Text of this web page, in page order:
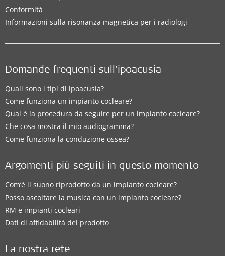
Conformità
Informazioni sulla risonanza magnetica per i radiologi
Domande frequenti sull’ipoacusia
Quali sono i tipi di ipoacusia?
Come funziona un impianto cocleare?
Qual è la procedura da seguire per un impianto cocleare?
Che cosa mostra il mio audiogramma?
Come funziona la conduzione ossea?
Argomenti più seguiti in questo momento
Com’è il suono riprodotto da un impianto cocleare?
Posso ascoltare la musica con un impianto cocleare?
RM e impianti cocleari
Dati di affidabilità del prodotto
La nostra rete